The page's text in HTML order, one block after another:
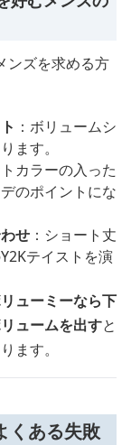
ンズを求める方
：ボリュームシ
ます。
カラーの入った
のポイントにな
せ ：ショート丈
テイストを演
ューミーなら下
ュームを出すと
ます。
くある失敗